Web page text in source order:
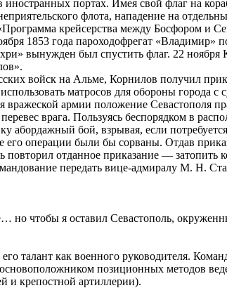
иностранных портах. Имея свой флаг на
флота, нападение на
крейсерства между Босфором и
1853 года пароходофрегат
вынужден был спустить флаг. 22
войск на Альме, Корнилов получил
матросов для обороны города с
вражеской армии положение Севастополя
врага. Пользуясь беспорядком в
бой, взрывая, если
операции были бы сорваны. Отдав
отданное приказание — затопить
передать вице-адмиралу М. Н.
чтобы я оставил Севастополь,
талант как военного руководителя.
позиционных методов
и крепостной артиллерии).